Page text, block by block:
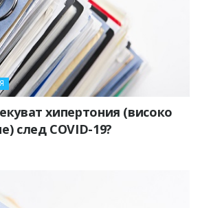
хипертония (високо
след COVID-19?